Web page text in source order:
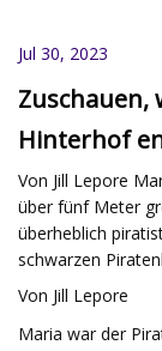
Jul 30, 2023
Zuschauen,
Hinterhof
Von Jill Lepore
über fünf Meter
überheblich
schwarzen
Von Jill Lepore
Maria war der